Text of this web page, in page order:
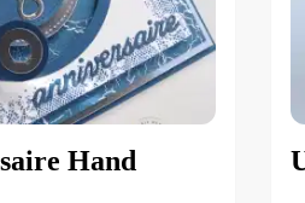
Hand